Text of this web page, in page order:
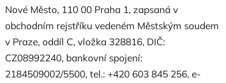
Nové Město, 110 00 Praha 1, zapsaná v
obchodním rejstříku vedeném Městským soudem
v Praze, oddíl C, vložka 328816, DIČ:
CZ08992240, bankovní spojení:
2184509002/5500, tel.: +420 603 845 256, e-